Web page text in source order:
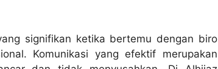
signifikan ketika bertemu dengan biro
Komunikasi yang efektif merupakan